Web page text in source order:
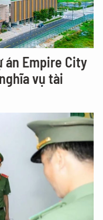
án Empire City
vụ tài